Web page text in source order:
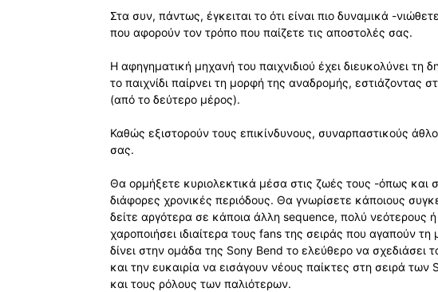
Στα συν, πάντως, έγκειται το ότι είναι πιο δυναμικά -
που αφορούν τον τρόπο που παίζετε τις αποστολές σας.
Η αφηγηματική μηχανή του παιχνιδιού έχει διευκολύνει τη
το παιχνίδι παίρνει τη μορφή της αναδρομής, εστιάζοντας
(από το δεύτερο μέρος).
Καθώς εξιστορούν τους επικίνδυνους, συναρπαστικούς
σας.
Θα ορμήξετε κυριολεκτικά μέσα στις ζωές τους -όπως και
διάφορες χρονικές περιόδους. Θα γνωρίσετε κάποιους
δείτε αργότερα σε κάποια άλλη sequence, πολύ νεότερους
χαροποιήσει ιδιαίτερα τους fans της σειράς που αγαπούν τη
δίνει στην ομάδα της Sony Bend το ελεύθερο να σχεδιάσει
και την ευκαιρία να εισάγουν νέους παίκτες στη σειρά
και τους ρόλους των παλιότερων.